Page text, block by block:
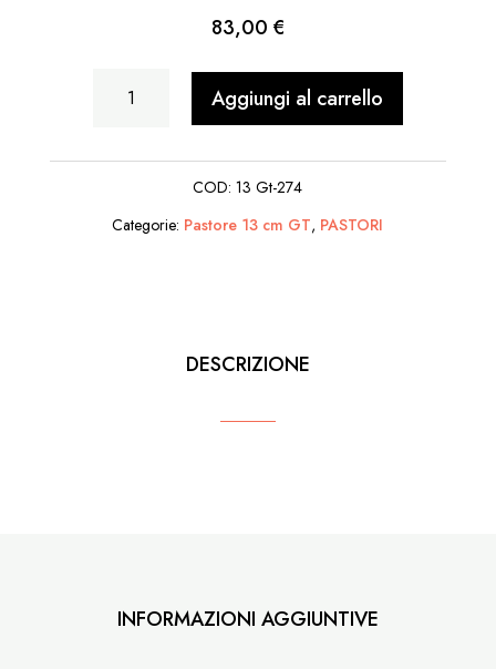
83,00 €
Scenetta
Pomodori
Cera
Personaggi
Aggiungi al carrello
COD:13 Gt-274
Categorie: Pastore 13 cm GT, PASTORI
DESCRIZIONE
INFORMAZIONI AGGIUNTIVE